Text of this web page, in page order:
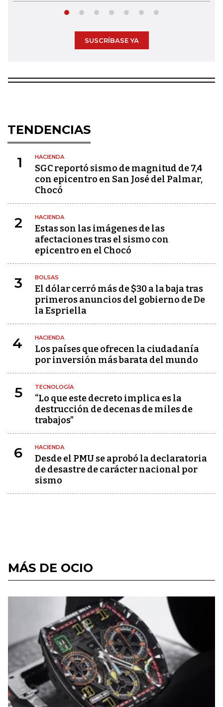
SUSCRÍBASE YA
TENDENCIAS
1 HACIENDA
SGC reportó sismo de magnitud de 7,4
con epicentro en San José del Palmar,
Chocó
2 HACIENDA
Estas son las imágenes de las
afectaciones tras el sismo con
epicentro en el Chocó
3 BOLSAS
El dólar cerró más de $30 a la baja tras
primeros anuncios del gobierno de De
la Espriella
4 HACIENDA
Los países que ofrecen la ciudadanía
por inversión más barata del mundo
5 TECNOLOGÍA
“Lo que este decreto implica es la
destrucción de decenas de miles de
trabajos”
6 HACIENDA
Desde el PMU se aprobó la declaratoria
de desastre de carácter nacional por
sismo
MÁS DE OCIO